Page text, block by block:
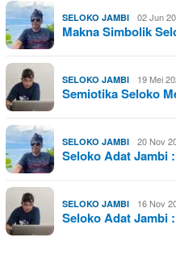
SELOKO JAMBI 02 Jun
Makna Simbolik
SELOKO JAMBI 19 Mei
Semiotika Seloko
SELOKO JAMBI 20 Nov
Seloko Adat Jambi
SELOKO JAMBI 16 Nov
Seloko Adat Jambi